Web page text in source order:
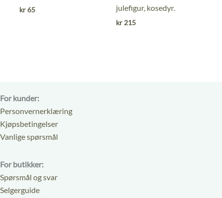
ut
kr65
ut
av
julefigur, kosedyr.
kr 215
For kunder:
Personvernerklæring
Kjøpsbetingelser
Vanlige spørsmål
For butikker:
Spørsmål og svar
Selgerguide